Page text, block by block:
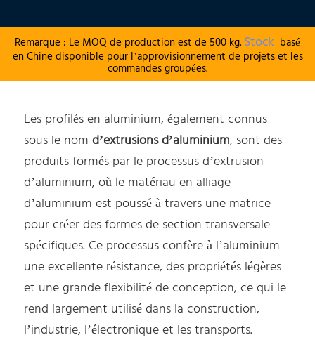
Remarque : Le MOQ de production est de 500 kg. Stock basé
en Chine disponible pour l’approvisionnement de projets et les
commandes groupées.
Les profilés en aluminium, également connus
sous le nomd’extrusions d’aluminium, sont des
produits formés par le processus d’extrusion
d’aluminium, où le matériau en alliage
d’aluminium est poussé à travers une matrice
pour créer des formes de section transversale
spécifiques. Ce processus confère à l’aluminium
une excellente résistance, des propriétés légères
et une grande flexibilité de conception, ce qui le
rend largement utilisé dans la construction,
l’industrie, l’électronique et les transports.